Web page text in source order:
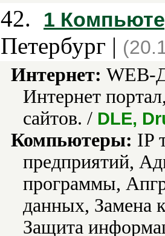
42. 1
Петербург |
Интернет: WEB-
Интернет
сайтов. / DLE,
Компьютеры: IP
предприятий,
программы,
данных, Замена
Защита